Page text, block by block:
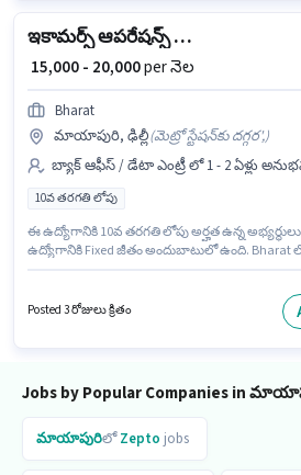
ఇకామర్స్ ఆపరేషన్స్ ఎగ్జిక్యూటివ్
₹ 15,000 - 20,000per నెల
Bharat
మాయాపురి, ఢిల్లీ(మెట్రో స్టేషన్‌కు దగ్గర',)
బ్యాక్ ఆఫీస్ / డేటా ఎంట్రీ లో 1 - 2 ఏళ్లు
10వ తరగతి లోపు
ఈ ఉద్యోగానికి 10వ తరగతి లోపు అర్హత ఉన్న
ఉద్యోగానికి Fixed జీతం అందుబాటులో ఉంది. Bharat
మాయాపురి, ఢిల్లీ లో ఉంది.
Posted 3 రోజులు క్రితం
Jobs by Popular Companies in
మాయాపురిలోZepto jobs